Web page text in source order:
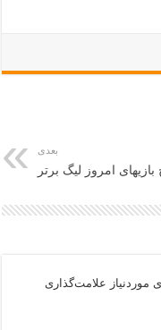
بعدی
بازیهای امروز لیگ برتر
موردنیاز علامت‌گذاری